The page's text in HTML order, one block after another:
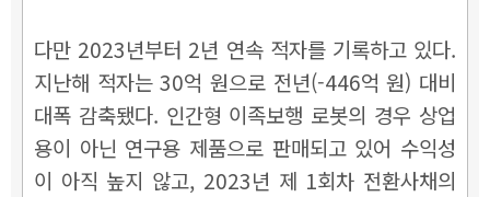
다만 2023년부터 2년 연속 적자를 기록하고 있다.
지난해 적자는 30억 원으로 전년(-446억 원) 대비
대폭 감축됐다. 인간형 이족보행 로봇의 경우 상업
용이 아닌 연구용 제품으로 판매되고 있어 수익성
이 아직 높지 않고, 2023년 제 1회차 전환사채의